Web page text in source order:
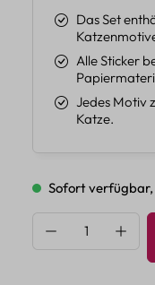
Das Set
Alle Sticker
Jedes Motiv
Katze.
Sofort verfügbar,
Produkt